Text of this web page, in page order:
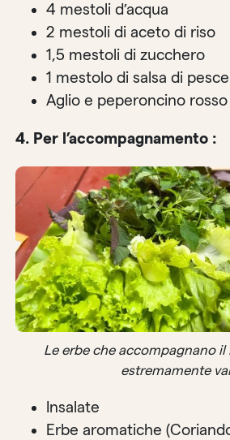
4 mestoli d’acqua
2 mestoli di aceto di riso
1,5 mestoli di zucchero
1 mestolo di salsa di pesce
Aglio e peperoncino
4. Per l’accompagnamento :
Le erbe che accompagnano il
estremamente
Insalate
Erbe aromatiche